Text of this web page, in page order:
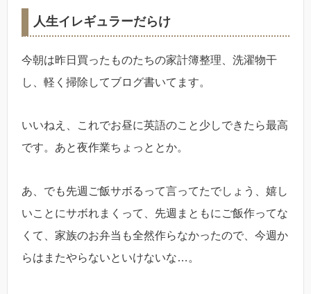
人生イレギュラーだらけ
今朝は昨日買ったものたちの家計簿整理、洗濯物干
し、軽く掃除してブログ書いてます。
いいねえ、これでお昼に英語のこと少しできたら最高
です。あと夜作業ちょっととか。
あ、でも先週ご飯サボるって言ってたでしょう、嬉し
いことにサボれまくって、先週まともにご飯作ってな
くて、家族のお弁当も全然作らなかったので、今週か
らはまたやらないといけないな…。